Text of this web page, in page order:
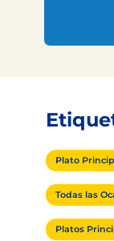
Plato
Todas las
Platos